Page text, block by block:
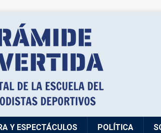
Y ESPECTÁCULOS POLÍTICA